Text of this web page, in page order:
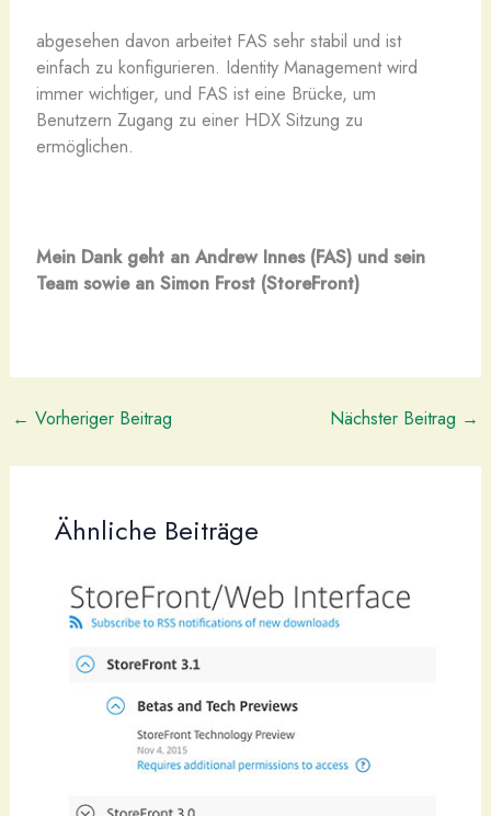
abgesehen davon arbeitet FAS sehr stabil und ist
einfach zu konfigurieren. Identity Management wird
immer wichtiger, und FAS ist eine Brücke, um
Benutzern Zugang zu einer HDX Sitzung zu
ermöglichen.
Mein Dank geht an Andrew Innes (FAS) und sein
Team sowie an Simon Frost (StoreFront)
← Vorheriger Beitrag Nächster Beitrag →
Ähnliche Beiträge